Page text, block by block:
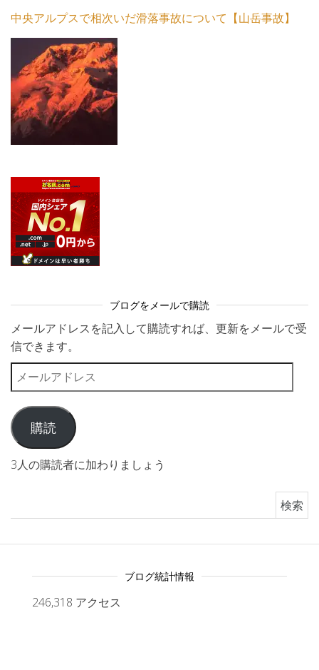
中央アルプスで相次いだ滑落事故について【山岳事故】
ブログをメールで購読
メールアドレスを記入して購読すれば、更新をメールで受
信できます。
メールアドレス
購読
3人の購読者に加わりましょう
ブログ統計情報
246,318 アクセス